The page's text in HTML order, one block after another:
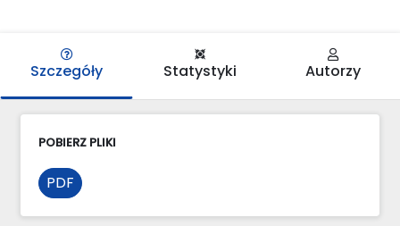
Szczegóły Statystyki Autorzy
POBIERZ PLIKI
PDF